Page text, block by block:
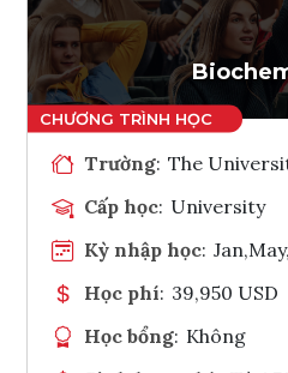
Trường: The
Cấp học: University
Kỳ nhập học:
Học phí: 39,950 USD
Học bổng: Không